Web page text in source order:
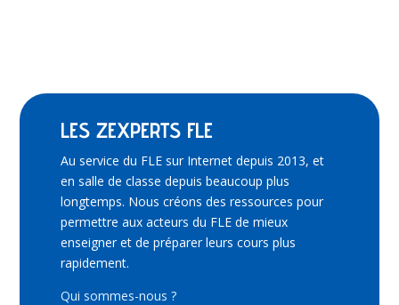
LES ZEXPERTS FLE
Au service du FLE sur Internet depuis 2013, et
en salle de classe depuis beaucoup plus
longtemps. Nous créons des ressources pour
permettre aux acteurs du FLE de mieux
enseigner et de préparer leurs cours plus
rapidement.
Qui sommes-nous ?